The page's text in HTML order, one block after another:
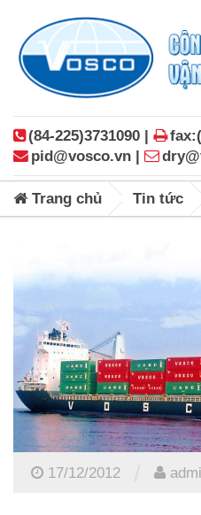
(84-225)3731090 |
pid@vosco.vn |
Trang chủ Tin tức
17/12/2012